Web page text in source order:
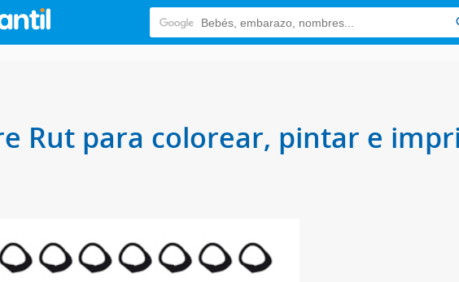
Rut para colorear, pintar e